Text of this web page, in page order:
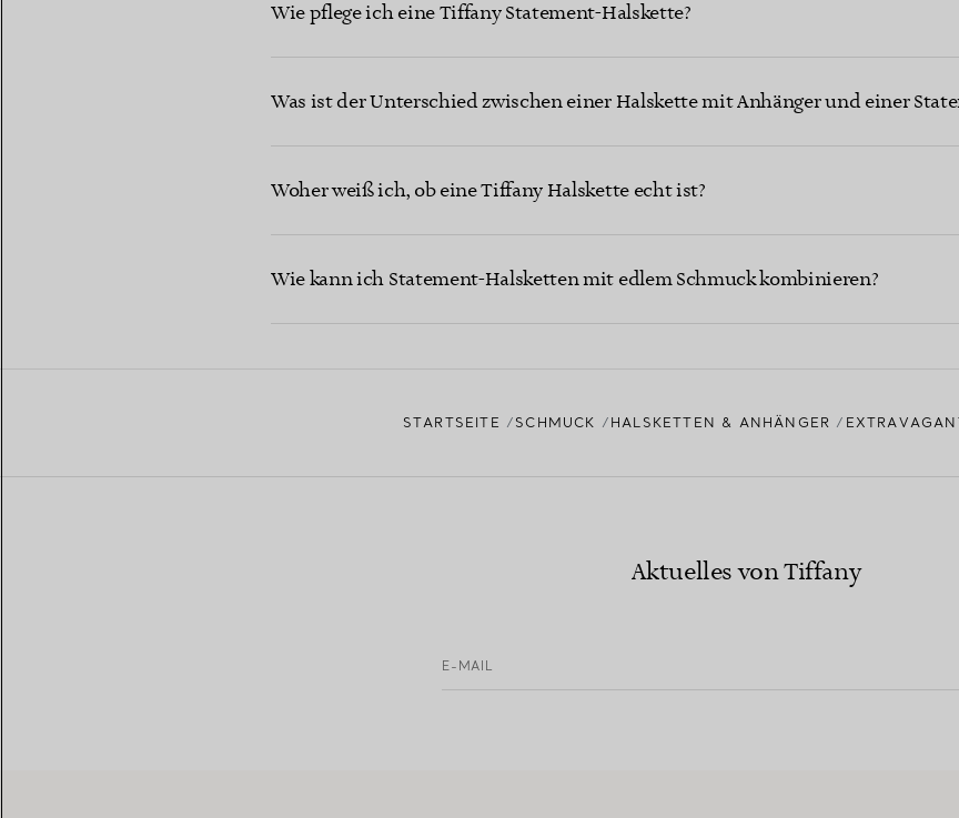
Wie pflege ich eine Tiffany Statement-Halskette?
Was ist der Unterschied zwischen einer Halskette mit Anhänger und einer
Woher weiß ich, ob eine Tiffany Halskette echt ist?
Wie kann ich Statement-Halsketten mit edlem Schmuck kombinieren?
STARTSEITE SCHMUCK HALSKETTEN & ANHÄNGER
Aktuelles von Tiffany
E-MAIL